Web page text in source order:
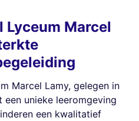
Lyceum Marcel
Marcel Lamy, gelegen in
unieke leeromgeving
een kwalitatief